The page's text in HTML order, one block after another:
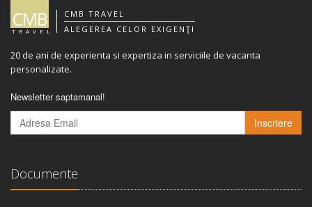
CMB
TRAVEL
CMB TRAVEL
ALEGEREA CELOR EXIGENŢI
20 de ani de experienta si expertiza in serviciile de vacanta
personalizate.
Newsletter saptamanal!
Inscriere
Documente